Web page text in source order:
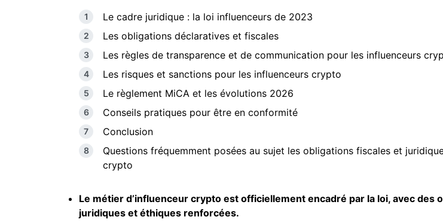
Le cadre juridique : la loi influenceurs de 2023
Les obligations déclaratives et fiscales
Les règles de transparence et de communication pour les influenceurs
Les risques et sanctions pour les influenceurs crypto
Le règlement MiCA et les évolutions 2026
Conseils pratiques pour être en conformité
Conclusion
Questions fréquemment posées au sujet les obligations fiscales et
crypto
Le métier d’influenceur crypto est officiellement encadré par la loi, avec des
juridiques et éthiques renforcées.